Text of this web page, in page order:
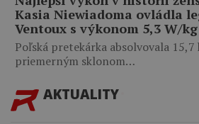
Kasia Niewiadoma ovládla
Ventoux s výkonom 5,3 W/kg
Poľská pretekárka absolvovala
priemerným sklonom…
AKTUALITY